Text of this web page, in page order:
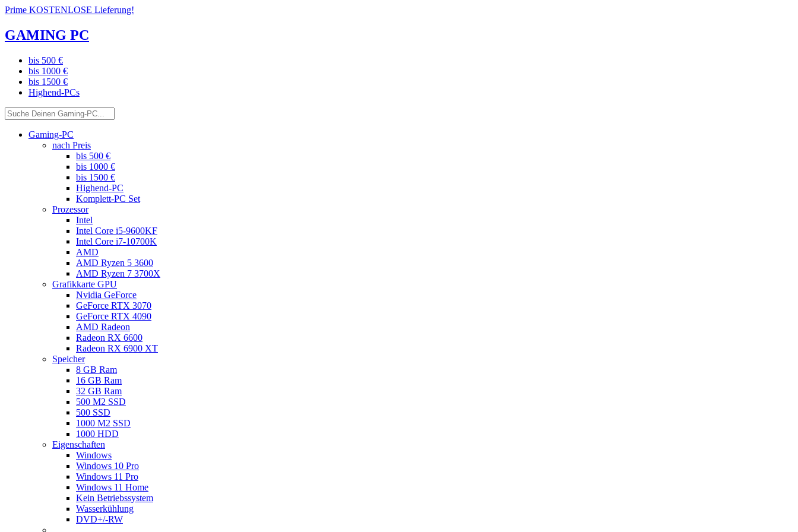
Prime KOSTENLOSE Lieferung!
GAMING PC
bis 500 €
bis 1000 €
bis 1500 €
Highend-PCs
Gaming-PC
nach Preis
bis 500 €
bis 1000 €
bis 1500 €
Highend-PC
Komplett-PC Set
Prozessor
Intel
Intel Core i5-9600KF
Intel Core i7-10700K
AMD
AMD Ryzen 5 3600
AMD Ryzen 7 3700X
Grafikkarte GPU
Nvidia GeForce
GeForce RTX 3070
GeForce RTX 4090
AMD Radeon
Radeon RX 6600
Radeon RX 6900 XT
Speicher
8 GB Ram
16 GB Ram
32 GB Ram
500 M2 SSD
500 SSD
1000 M2 SSD
1000 HDD
Eigenschaften
Windows
Windows 10 Pro
Windows 11 Pro
Windows 11 Home
Kein Betriebssystem
Wasserkühlung
DVD+/-RW